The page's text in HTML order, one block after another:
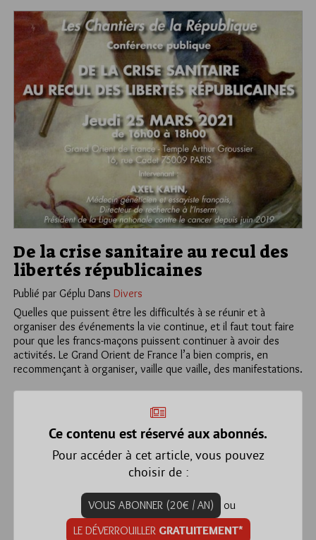
De la crise sanitaire au recul des
libertés républicaines
Publié par Géplu Dans Divers
Quelles que puissent être les difficultés à se réunir et à
organiser des événements la vie continue, et il faut tout faire
pour que les francs-maçons puissent continuer à avoir des
activités. Le Grand Orient de France l’a bien compris, en
recommençant à organiser, vaille que vaille, des manifestations.
Ce contenu est réservé aux abonnés.
Pour accéder à cet article, vous pouvez
choisir de :
VOUS ABONNER (20€ / AN)
ou
LE DÉVERROUILLER GRATUITEMENT*